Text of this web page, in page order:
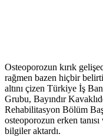
Osteoporozun kırık
rağmen bazen hiçbir
altını çizen Türkiye İş
Grubu, Bayındır
Rehabilitasyon Bölüm
osteoporozun erken
bilgiler aktardı.